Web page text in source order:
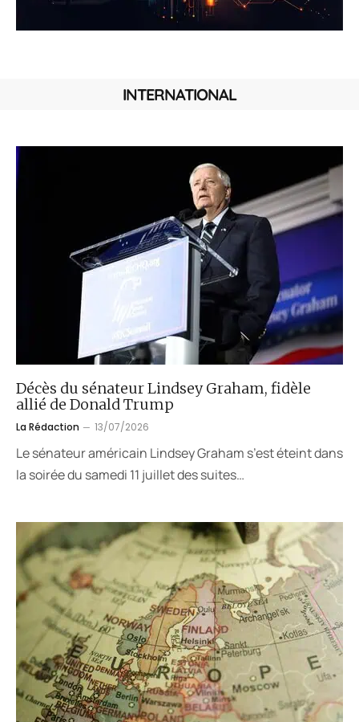
INTERNATIONAL
Décès du sénateur Lindsey Graham, fidèle
allié de Donald Trump
La Rédaction 13/07/2026
Le sénateur américain Lindsey Graham s’est éteint dans
la soirée du samedi 11 juillet des suites…